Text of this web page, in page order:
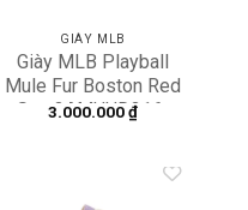
GIÀY MLB
Giày MLB Playball
Mule Fur Boston Red
Sox 3AMUUD316-
3.000.000₫